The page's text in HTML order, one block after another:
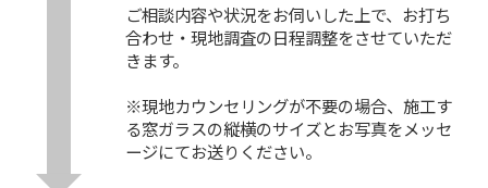
ご相談内容や状況をお伺いした上で、お打ち
合わせ・現地調査の日程調整をさせていただ
きます。
※現地カウンセリングが不要の場合、施工す
る窓ガラスの縦横のサイズとお写真をメッセ
ージにてお送りください。